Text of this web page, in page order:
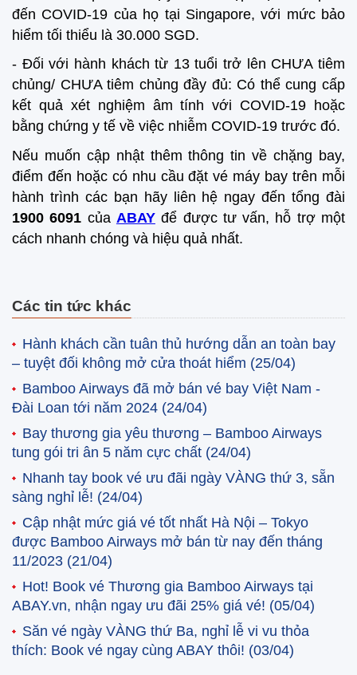
đến COVID-19 của họ tại Singapore, với mức bảo
hiểm tối thiểu là 30.000 SGD.
- Đối với hành khách từ 13 tuổi trở lên CHƯA tiêm
chủng/ CHƯA tiêm chủng đầy đủ: Có thể cung cấp
kết quả xét nghiệm âm tính với COVID-19 hoặc
bằng chứng y tế về việc nhiễm COVID-19 trước đó.
Nếu muốn cập nhật thêm thông tin về chặng bay,
điểm đến hoặc có nhu cầu đặt vé máy bay trên mỗi
hành trình các bạn hãy liên hệ ngay đến tổng đài
1900 6091 của ABAYđể được tư vấn, hỗ trợ một
cách nhanh chóng và hiệu quả nhất.
Các tin tức khác
Hành khách cần tuân thủ hướng dẫn an toàn bay
– tuyệt đối không mở cửa thoát hiểm (25/04)
Bamboo Airways đã mở bán vé bay Việt Nam -
Đài Loan tới năm 2024 (24/04)
Bay thương gia yêu thương – Bamboo Airways
tung gói tri ân 5 năm cực chất (24/04)
Nhanh tay book vé ưu đãi ngày VÀNG thứ 3, sẵn
sàng nghỉ lễ! (24/04)
Cập nhật mức giá vé tốt nhất Hà Nội – Tokyo
được Bamboo Airways mở bán từ nay đến tháng
11/2023 (21/04)
Hot! Book vé Thương gia Bamboo Airways tại
ABAY.vn, nhận ngay ưu đãi 25% giá vé! (05/04)
Săn vé ngày VÀNG thứ Ba, nghỉ lễ vi vu thỏa
thích: Book vé ngay cùng ABAY thôi! (03/04)